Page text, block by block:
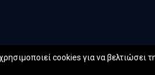
@2022 -
cookies για να βελτιώσει